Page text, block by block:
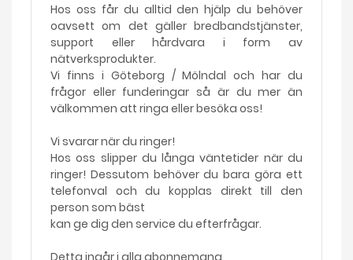
Hos oss får du alltid den hjälp du behöver
oavsett om det gäller bredbandstjänster,
support eller hårdvara i form av
nätverksprodukter.
Vi finns i Göteborg / Mölndal och har du
frågor eller funderingar så är du mer än
välkommen att ringa eller besöka oss!
Vi svarar när du ringer!
Hos oss slipper du långa väntetider när du
ringer! Dessutom behöver du bara göra ett
telefonval och du kopplas direkt till den
person som bäst
kan ge dig den service du efterfrågar.
Detta ingår i alla abonnemang